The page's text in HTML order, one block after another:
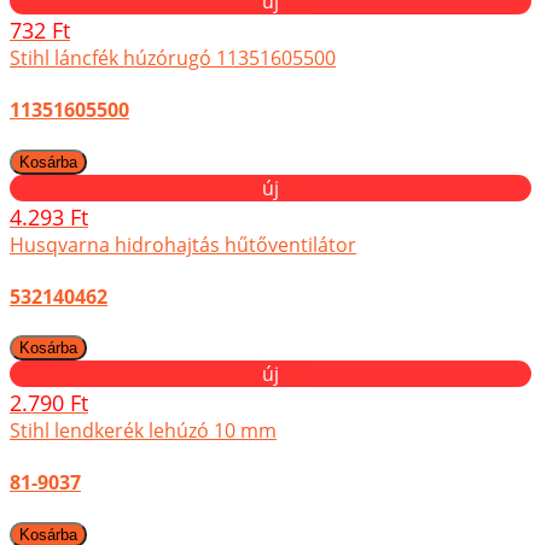
732 Ft
Stihl láncfék húzórugó 11351605500
11351605500
új
4.293 Ft
Husqvarna hidrohajtás hűtőventilátor
532140462
új
2.790 Ft
Stihl lendkerék lehúzó 10 mm
81-9037